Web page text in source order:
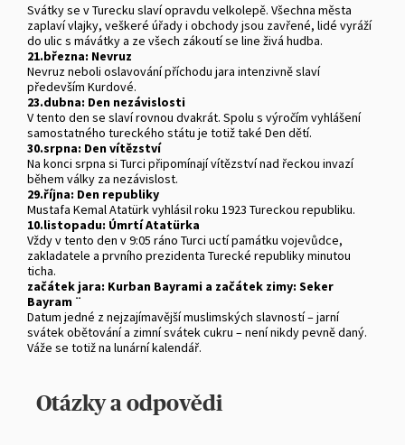
Svátky se v Turecku slaví opravdu velkolepě. Všechna města
zaplaví vlajky, veškeré úřady i obchody jsou zavřené, lidé vyráží
do ulic s mávátky a ze všech zákoutí se line živá hudba.
21.března: Nevruz
Nevruz neboli oslavování příchodu jara intenzivně slaví
především Kurdové.
23.dubna: Den nezávislosti
V tento den se slaví rovnou dvakrát. Spolu s výročím vyhlášení
samostatného tureckého státu je totiž také Den dětí.
30.srpna: Den vítězství
Na konci srpna si Turci připomínají vítězství nad řeckou invazí
během války za nezávislost.
29.října: Den republiky
Mustafa Kemal Atatürk vyhlásil roku 1923 Tureckou republiku.
10.listopadu: Úmrtí Atatürka
Vždy v tento den v 9:05 ráno Turci uctí památku vojevůdce,
zakladatele a prvního prezidenta Turecké republiky minutou
ticha.
začátek jara: Kurban Bayrami a začátek zimy: Seker
Bayram ¨
Datum jedné z nejzajímavější muslimských slavností – jarní
svátek obětování a zimní svátek cukru – není nikdy pevně daný.
Váže se totiž na lunární kalendář.
Otázky a odpovědi